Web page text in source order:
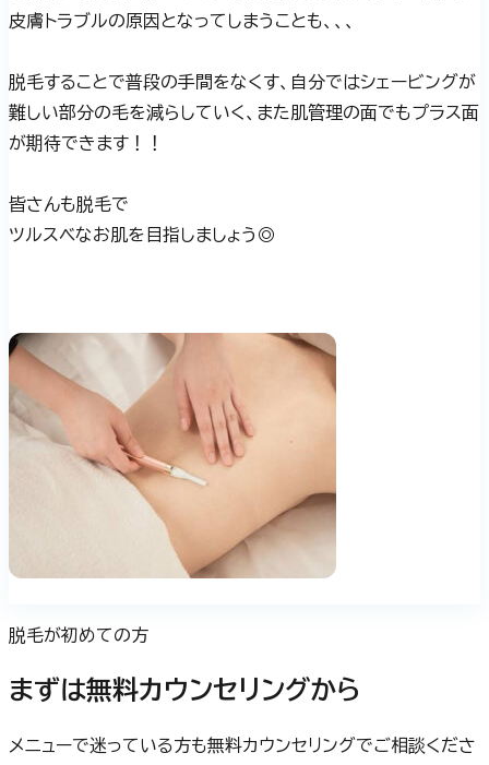
皮膚トラブルの原因となってしまうことも、、、
脱毛することで普段の手間をなくす、自分ではシェービングが
難しい部分の毛を減らしていく、また肌管理の面でもプラス面
が期待できます！！
皆さんも脱毛で
ツルスベなお肌を目指しましょう◎
脱毛が初めての方
まずは無料カウンセリングから
メニューで迷っている方も無料カウンセリングでご相談くださ